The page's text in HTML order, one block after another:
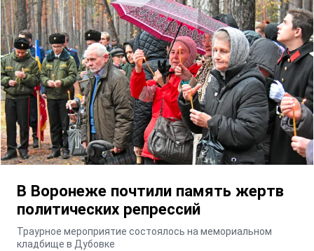
В Воронеже почтили память жертв
политических репрессий
Траурное мероприятие состоялось на мемориальном
кладбище в Дубовке